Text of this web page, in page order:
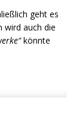
geht es
wird auch die
könnte